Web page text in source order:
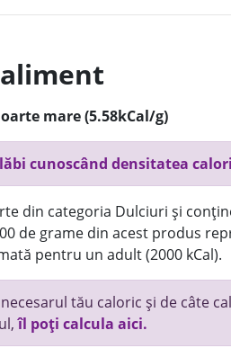
mare (5.58kCal/g)
cunoscând densitatea
din categoria Dulciuri și
de grame din acest produs
pentru un adult (2000 kCal).
tău caloric și de câte
îl poți calcula aici.